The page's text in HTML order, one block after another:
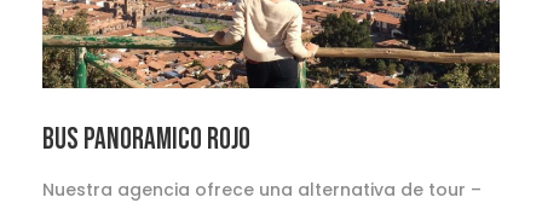
BUS PANORAMICO ROJO
Nuestra agencia ofrece una alternativa de tour –